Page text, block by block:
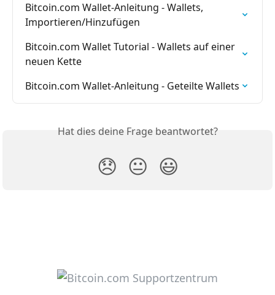
Bitcoin.com Wallet-Anleitung - Wallets,
Importieren/Hinzufügen
Bitcoin.com Wallet Tutorial - Wallets auf einer
neuen Kette
Bitcoin.com Wallet-Anleitung - Geteilte Wallets
Hat dies deine Frage beantwortet?
😞 😐 😃